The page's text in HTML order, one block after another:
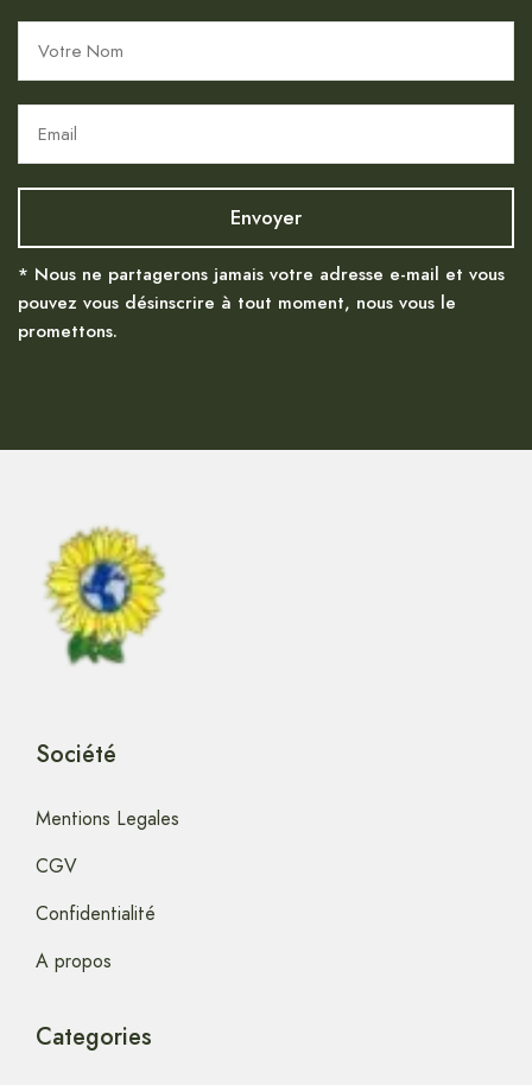
* Nous ne partagerons jamais votre adresse e-mail et vous
pouvez vous désinscrire à tout moment, nous vous le
promettons.
Société
Mentions Legales
CGV
Confidentialité
A propos
Categories